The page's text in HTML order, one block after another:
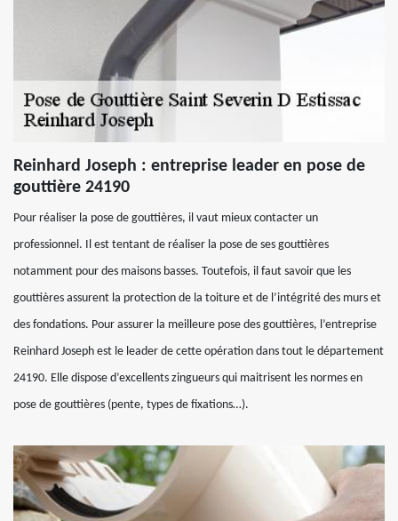
Reinhard Joseph : entreprise leader en pose de
gouttière 24190
Pour réaliser la pose de gouttières, il vaut mieux contacter un
professionnel. Il est tentant de réaliser la pose de ses gouttières
notamment pour des maisons basses. Toutefois, il faut savoir que les
gouttières assurent la protection de la toiture et de l’intégrité des murs et
des fondations. Pour assurer la meilleure pose des gouttières, l’entreprise
Reinhard Joseph est le leader de cette opération dans tout le département
24190. Elle dispose d’excellents zingueurs qui maitrisent les normes en
pose de gouttières (pente, types de fixations…).